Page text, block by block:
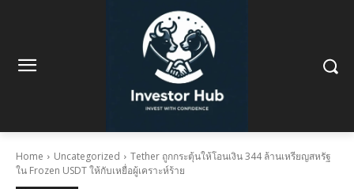
Home Uncategorized
Tether ถูกกระตุ้นให้โอนเงิน 344 ล้านเหรียญสหรัฐ
ใน Frozen USDT ให้กับเหยื่อผู้เคราะห์ร้าย